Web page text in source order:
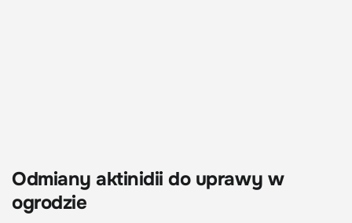
Odmiany aktinidii do uprawy w
ogrodzie